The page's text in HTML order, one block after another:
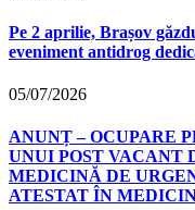
Pe 2 aprilie, Brașov
eveniment antidrog
05/07/2026
ANUNȚ – OCUPARE
UNUI POST VACANT
MEDICINĂ DE
ATESTAT ÎN